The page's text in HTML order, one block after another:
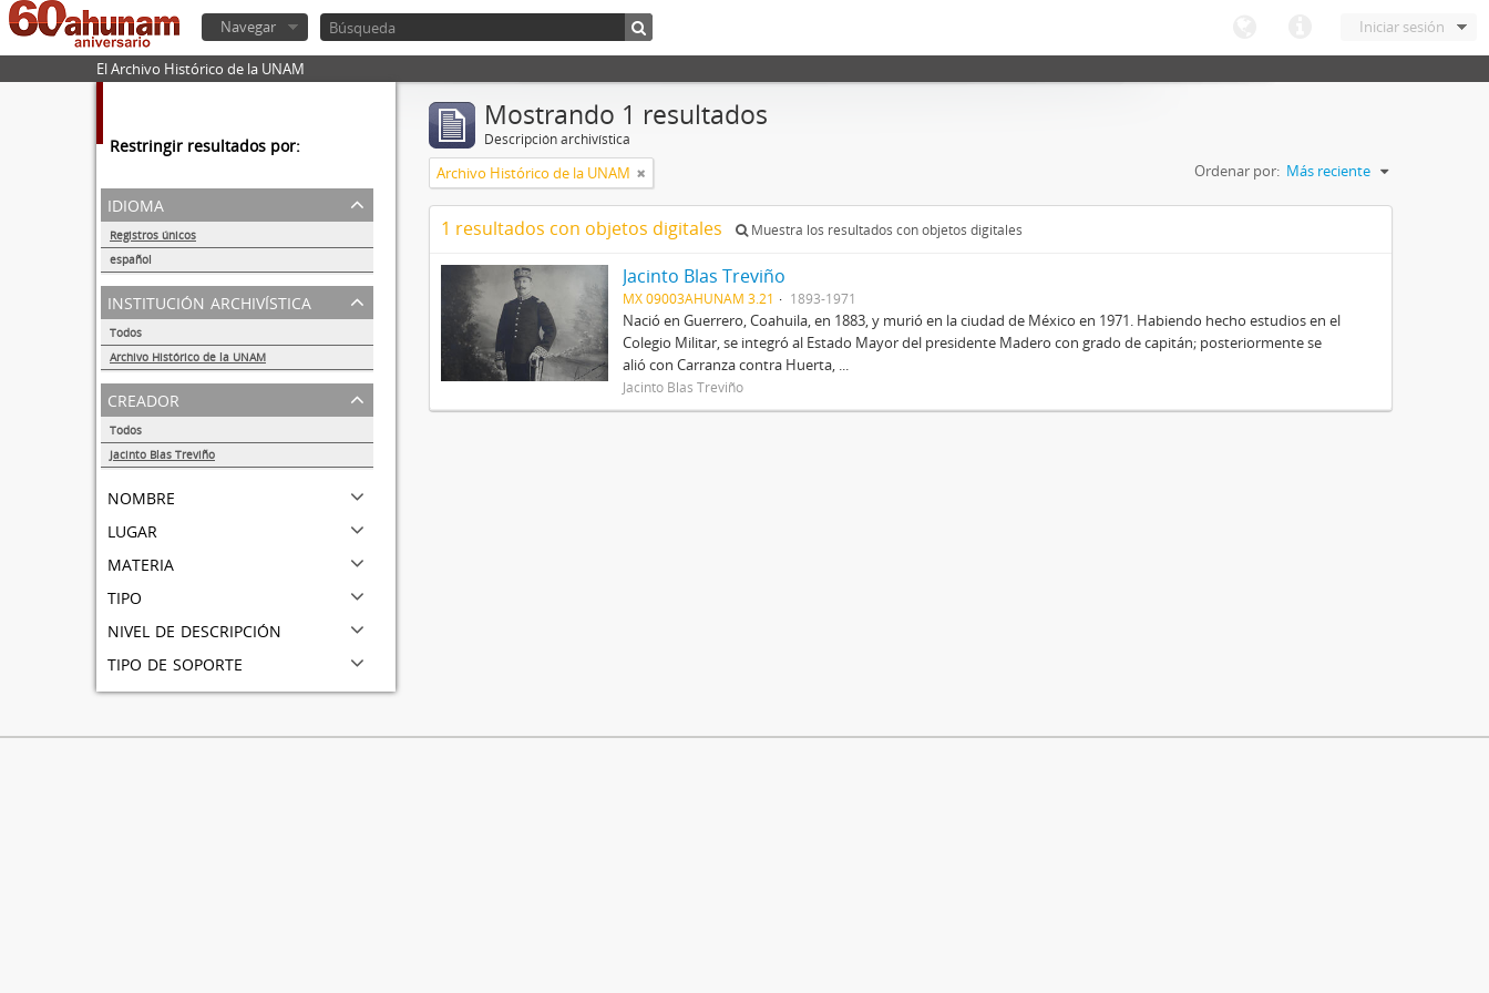
Iniciar sesión
Navegar
El Archivo Histórico de la UNAM
Restringir resultados por:
idioma
Registros únicos
español
1
institución archivística
Todos
Archivo Histórico de la UNAM
1
creador
Todos
Jacinto Blas Treviño
nombre
lugar
materia
tipo
nivel de descripción
tipo de soporte
Mostrando 1 resultados
Descripción archivística
Archivo Histórico de la UNAM Ordenar por: Más reciente
1 resultados con objetos digitales Muestra los resultados con objetos digitales
Jacinto Blas Treviño
MX 09003AHUNAM 3.21 1893-1971
Nació en Guerrero, Coahuila, en 1883, y murió en la ciudad de México en 1971. Habiendo hecho estudios en el
Colegio Militar, se integró al Estado Mayor del presidente Madero con grado de capitán; posteriormente se
alió con Carranza contra Huerta, ...
Jacinto Blas Treviño